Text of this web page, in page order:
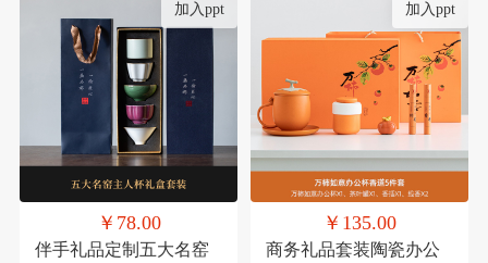
加入ppt
￥78.00
伴手礼品定制五大名窑
加入ppt
￥135.00
商务礼品套装陶瓷办公